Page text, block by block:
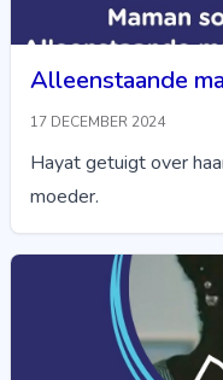
Alleenstaande
17 DECEMBER 2024
Hayat getuigt over
moeder.